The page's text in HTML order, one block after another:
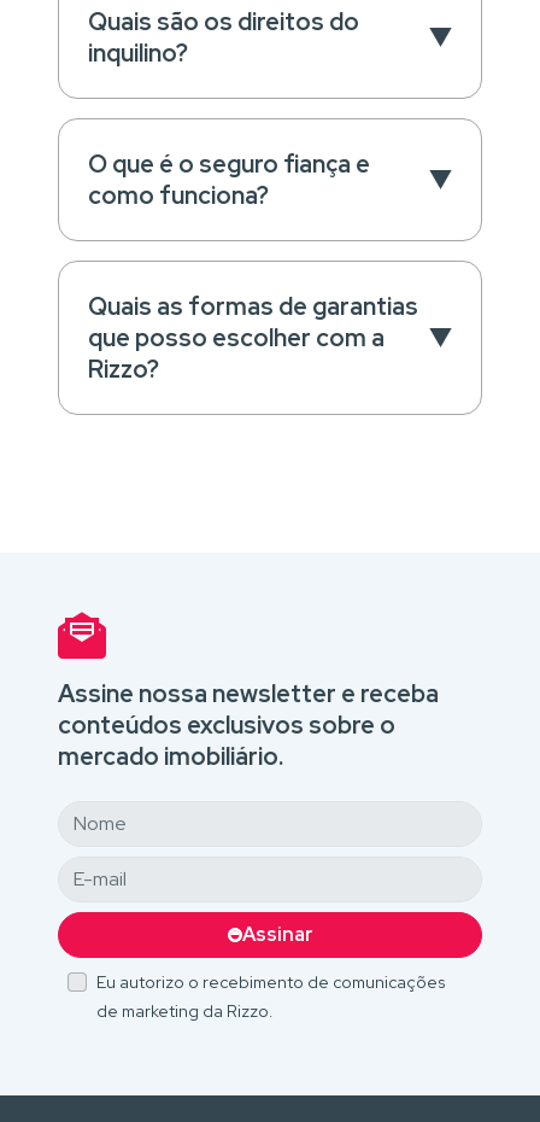
Quais são os direitos do
inquilino?
O que é o seguro fiança e
como funciona?
Quais as formas de garantias
que posso escolher com a
Rizzo?
Assine nossa newsletter e receba
conteúdos exclusivos sobre o
mercado imobiliário.
Assinar
Eu autorizo o recebimento de comunicações
de marketing da Rizzo.